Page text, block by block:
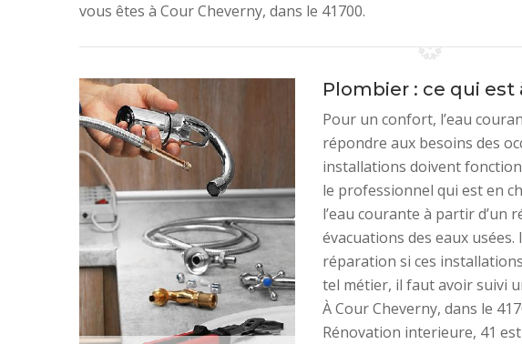
vous êtes à Cour Cheverny, dans le 41700.
Plombier : ce qui
Pour un confort, l’eau
répondre aux besoins des
installations doivent
le professionnel qui est en
l’eau courante à partir d’un
évacuations des eaux
réparation si ces
tel métier, il faut avoir suivi
À Cour Cheverny, dans le
Rénovation interieure, 41